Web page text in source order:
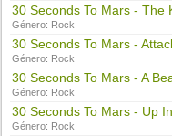
30 Seconds To Mars - The
Género: Rock
30 Seconds To Mars -
Género: Rock
30 Seconds To Mars - A
Género: Rock
30 Seconds To Mars - Up
Género: Rock